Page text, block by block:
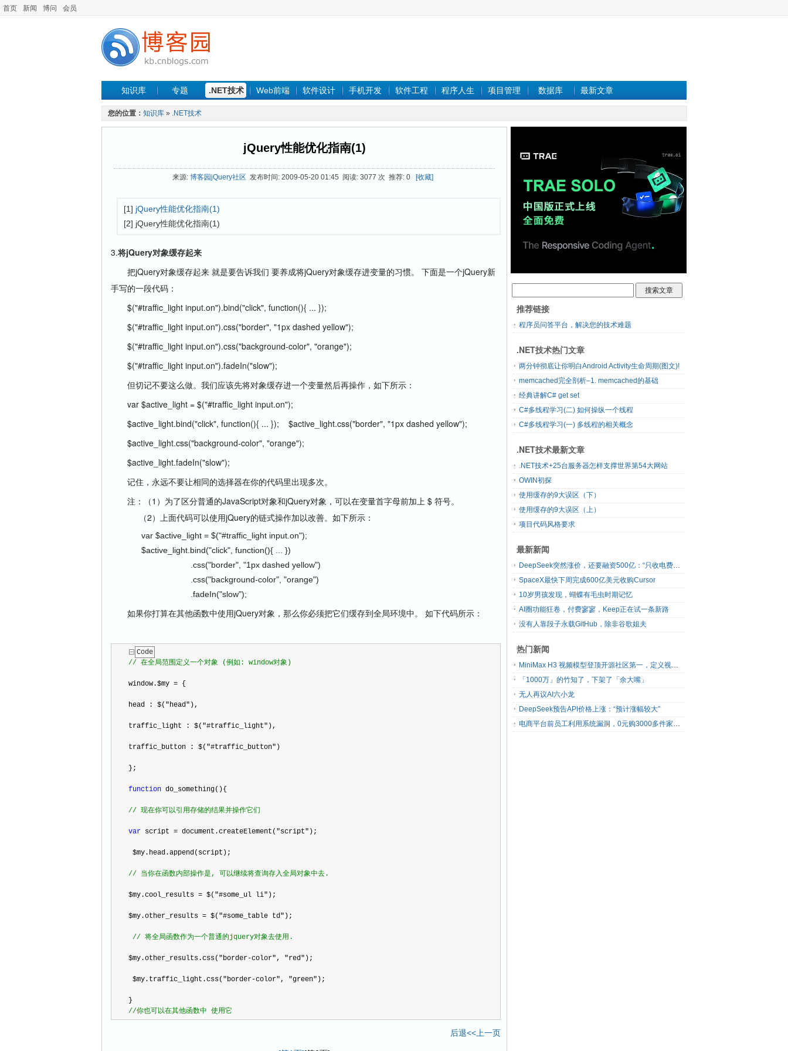
首页 新闻 博问 会员
知识库 专题 .NET技术 Web前端 软件设计 手机开发 软件工程 程序人生 项目管理 数据库 最新文章
您的位置： 知识库 » .NET技术
jQuery性能优化指南(1)
来源: 博客园jQuery社区 发布时间: 2009-05-20 01:45 阅读: 3077 次 推荐: 0 [收藏]
[1] jQuery性能优化指南(1)
[2] jQuery性能优化指南(1)
3.将jQuery对象缓存起来
把jQuery对象缓存起来 就是要告诉我们 要养成将jQuery对象缓存进变量的习惯。 下面是一个jQuery新
手写的一段代码：
$("#traffic_light input.on").bind("click", function(){ ... });
$("#traffic_light input.on").css("border", "1px dashed yellow");
$("#traffic_light input.on").css("background-color", "orange");
$("#traffic_light input.on").fadeIn("slow");
但切记不要这么做。我们应该先将对象缓存进一个变量然后再操作，如下所示：
var $active_light = $("#traffic_light input.on");
$active_light.bind("click", function(){ ... }); $active_light.css("border", "1px dashed yellow");
$active_light.css("background-color", "orange");
$active_light.fadeIn("slow");
记住，永远不要让相同的选择器在你的代码里出现多次。
注：（1）为了区分普通的JavaScript对象和jQuery对象，可以在变量首字母前加上 $ 符号。
（2）上面代码可以使用jQuery的链式操作加以改善。如下所示：
var $active_light = $("#traffic_light input.on");
$active_light.bind("click", function(){ ... })
.css("border", "1px dashed yellow")
.css("background-color", "orange")
.fadeIn("slow");
如果你打算在其他函数中使用jQuery对象，那么你必须把它们缓存到全局环境中。 如下代码所示：
Code
// 在全局范围定义一个对象 (例如: window对象)
window.$my = {
head : $( "head" ),
traffic_light : $( "#traffic_light" ),
traffic_button : $( "#traffic_button" )
};
function do_something(){
// 现在你可以引用存储的结果并操作它们
var script = document.createElement( "script" );
$my.head.append(script);
// 当你在函数内部操作是, 可以继续将查询存入全局对象中去.
$my.cool_results = $( "#some_ul li" );
$my.other_results = $( "#some_table td" );
// 将全局函数作为一个普通的jquery对象去使用.
$my.other_results.css( "border-color", "red" );
$my.traffic_light.css( "border-color", "green" );
}
//你也可以在其他函数中 使用它
后退<<上一页
推荐链接
程序员问答平台，解决您的技术难题
.NET技术热门文章
两分钟彻底让你明白Android Activity生命周期(图文)!
memcached完全剖析–1. memcached的基础
经典讲解C# get set
C#多线程学习(二) 如何操纵一个线程
C#多线程学习(一) 多线程的相关概念
.NET技术最新文章
.NET技术+25台服务器怎样支撑世界第54大网站
OWIN初探
使用缓存的9大误区（下）
使用缓存的9大误区（上）
项目代码风格要求
最新新闻
DeepSeek突然涨价，还要融资500亿：“只收电费钱”的梁文锋，变了吗？
SpaceX最快下周完成600亿美元收购Cursor
10岁男孩发现，蝴蝶有毛虫时期记忆
AI圈功能狂卷，付费寥寥，Keep正在试一条新路
没有人靠段子永载GitHub，除非谷歌姐夫
热门新闻
MiniMax H3 视频模型登顶开源社区第一，定义视频模型领域“斩杀线”
「1000万」的竹知了，下架了「余大嘴」
无人再议AI六小龙
DeepSeek预告API价格上涨：“预计涨幅较大”
电商平台前员工利用系统漏洞，0元购3000多件家电！